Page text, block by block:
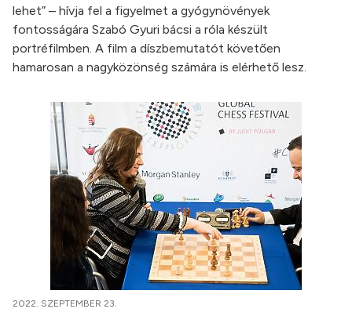
lehet” – hívja fel a figyelmet a gyógynövények
fontosságára Szabó Gyuri bácsi a róla készült
portréfilmben. A film a díszbemutatót követően
hamarosan a nagyközönség számára is elérhető lesz.
2022. SZEPTEMBER 23.